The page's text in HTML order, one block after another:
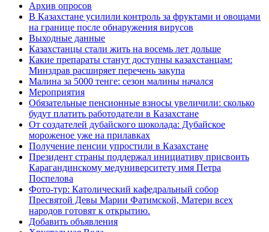
Архив опросов
В Казахстане усилили контроль за фруктами и овощами
на границе после обнаружения вирусов
Выходные данные
Казахстанцы стали жить на восемь лет дольше
Какие препараты станут доступны казахстанцам:
Минздрав расширяет перечень закупа
Малина за 5000 тенге: сезон малины начался
Мероприятия
Обязательные пенсионные взносы увеличили: сколько
будут платить работодатели в Казахстане
От создателей дубайского шоколада: Дубайское
мороженое уже на прилавках
Получение пенсии упростили в Казахстане
Президент страны поддержал инициативу присвоить
Карагандинскому медуниверситету имя Петра
Поспелова
Фото-тур: Католический кафедральный собор
Пресвятой Девы Марии Фатимской, Матери всех
народов готовят к открытию.
Добавить объявления